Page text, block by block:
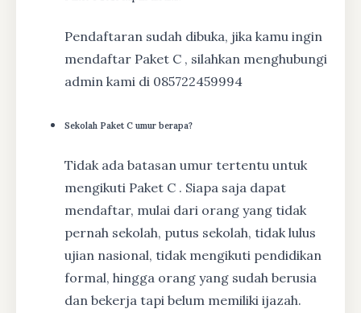
Pendaftaran sudah dibuka, jika kamu ingin
mendaftar Paket C , silahkan menghubungi
admin kami di 085722459994
Sekolah Paket C umur berapa?
Tidak ada batasan umur tertentu untuk
mengikuti Paket C . Siapa saja dapat
mendaftar, mulai dari orang yang tidak
pernah sekolah, putus sekolah, tidak lulus
ujian nasional, tidak mengikuti pendidikan
formal, hingga orang yang sudah berusia
dan bekerja tapi belum memiliki ijazah.